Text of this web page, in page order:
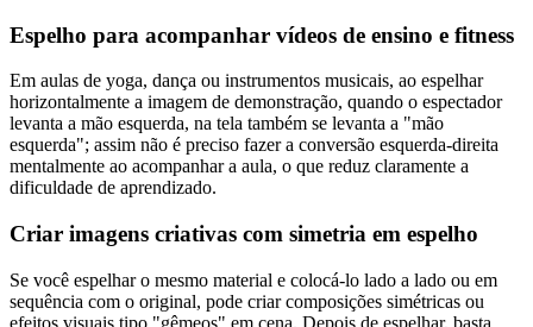
Espelho para acompanhar vídeos de ensino e fitness
Em aulas de yoga, dança ou instrumentos musicais, ao espelhar
horizontalmente a imagem de demonstração, quando o espectador
levanta a mão esquerda, na tela também se levanta a "mão
esquerda"; assim não é preciso fazer a conversão esquerda-direita
mentalmente ao acompanhar a aula, o que reduz claramente a
dificuldade de aprendizado.
Criar imagens criativas com simetria em espelho
Se você espelhar o mesmo material e colocá-lo lado a lado ou em
sequência com o original, pode criar composições simétricas ou
efeitos visuais tipo "gêmeos" em cena. Depois de espelhar, basta